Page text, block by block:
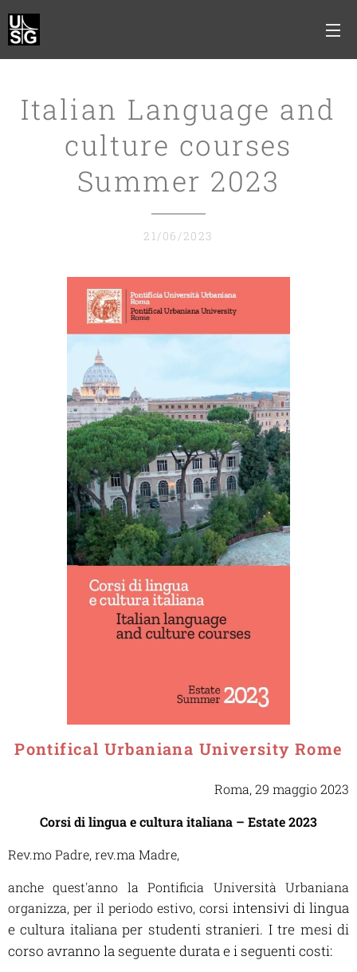
Italian Language and
culture courses
Summer 2023
21/06/2023
Pontifical Urbaniana University Rome
Roma, 29 maggio 2023
Corsi di lingua e cultura italiana – Estate 2023
Rev.mo Padre, rev.ma Madre,
anche quest'anno la Pontificia Università Urbaniana
organizza, per il periodo estivo, corsi intensivi di lingua
e cultura italiana per studenti stranieri. I tre mesi di
corso avranno la seguente duratae i seguenti costi: